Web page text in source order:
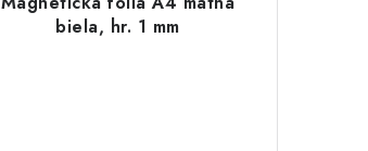
biela, hr. 1 mm